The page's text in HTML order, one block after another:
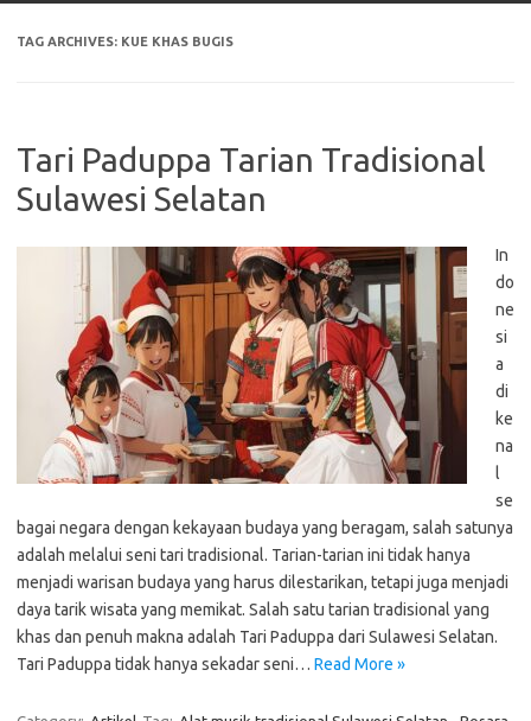
TAG ARCHIVES: KUE KHAS BUGIS
Tari Paduppa Tarian Tradisional
Sulawesi Selatan
In
do
ne
si
a
di
ke
na
l
se
bagai negara dengan kekayaan budaya yang beragam, salah satunya
adalah melalui seni tari tradisional. Tarian-tarian ini tidak hanya
menjadi warisan budaya yang harus dilestarikan, tetapi juga menjadi
daya tarik wisata yang memikat. Salah satu tarian tradisional yang
khas dan penuh makna adalah Tari Paduppa dari Sulawesi Selatan.
Tari Paduppa tidak hanya sekadar seni… Read More »